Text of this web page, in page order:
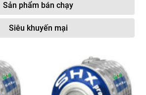
Sản phẩm bán chạy
Siêu khuyến mại